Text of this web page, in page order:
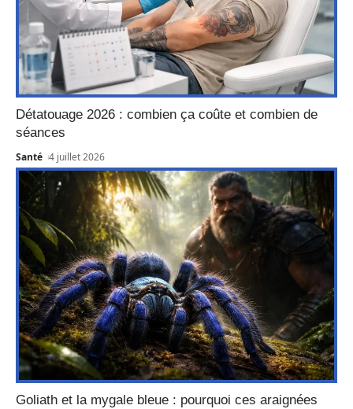
Détatouage 2026 : combien ça coûte et combien de
séances
Santé 4 juillet 2026
Goliath et la mygale bleue : pourquoi ces araignées